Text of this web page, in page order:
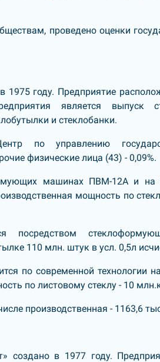
проведено оценки
году. Предприятие
является выпуск
и стеклобанки.
по управлению
физические лица (43) - 0,09%.
машинах ПВМ-12А и на
мощность по
посредством
110 млн. штук в усл. 0,5л
по современной технологии
по листовому стеклу - 10
производственная - 1163,6
создано в 1977 году.